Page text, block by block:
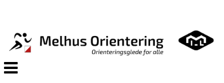
Veksle
navigasjon